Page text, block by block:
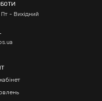
- Вихідний